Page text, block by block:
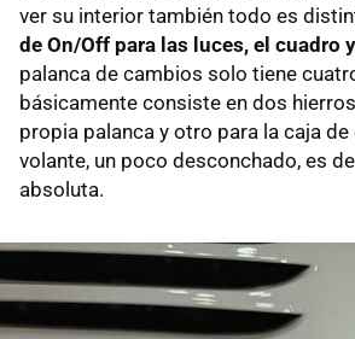
ver su interior también todo es
de On/Off para las luces, el cuadro
palanca de cambios solo tiene
básicamente consiste en dos
propia palanca y otro para la caja de
volante, un poco desconchado, es
absoluta.